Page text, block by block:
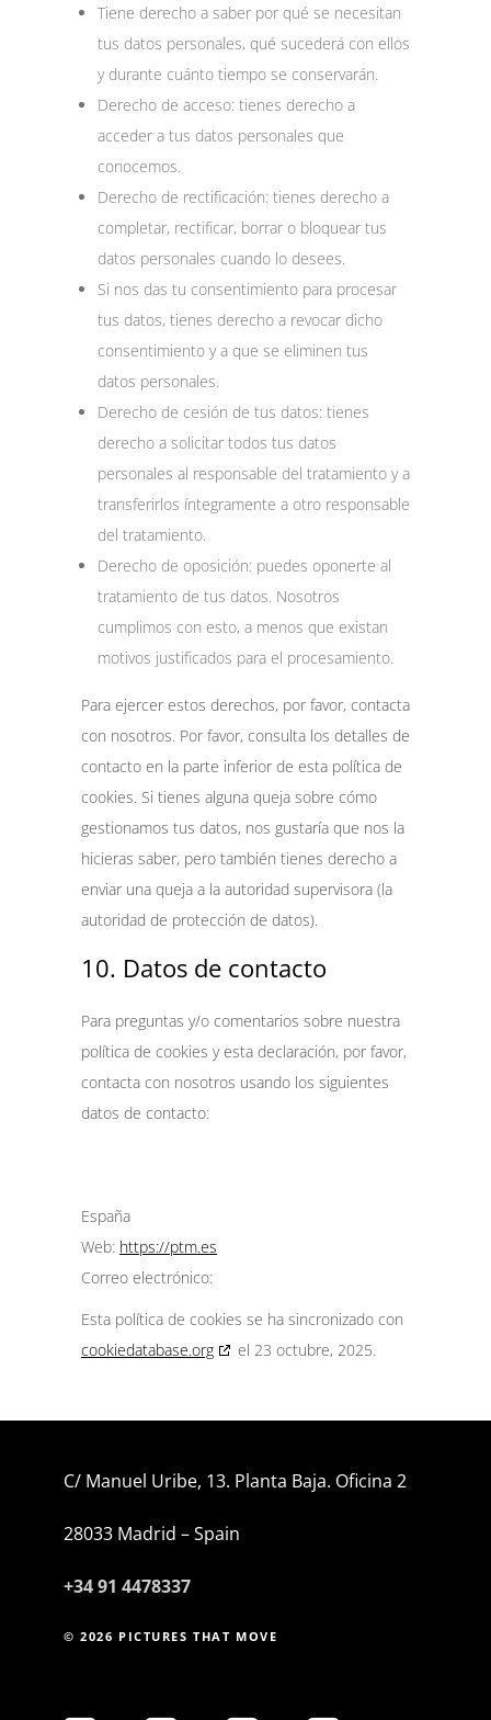
Tiene derecho a saber por qué se necesitan
tus datos personales, qué sucederá con ellos
y durante cuánto tiempo se conservarán.
Derecho de acceso: tienes derecho a
acceder a tus datos personales que
conocemos.
Derecho de rectificación: tienes derecho a
completar, rectificar, borrar o bloquear tus
datos personales cuando lo desees.
Si nos das tu consentimiento para procesar
tus datos, tienes derecho a revocar dicho
consentimiento y a que se eliminen tus
datos personales.
Derecho de cesión de tus datos: tienes
derecho a solicitar todos tus datos
personales al responsable del tratamiento y a
transferirlos íntegramente a otro responsable
del tratamiento.
Derecho de oposición: puedes oponerte al
tratamiento de tus datos. Nosotros
cumplimos con esto, a menos que existan
motivos justificados para el procesamiento.
Para ejercer estos derechos, por favor, contacta
con nosotros. Por favor, consulta los detalles de
contacto en la parte inferior de esta política de
cookies. Si tienes alguna queja sobre cómo
gestionamos tus datos, nos gustaría que nos la
hicieras saber, pero también tienes derecho a
enviar una queja a la autoridad supervisora (la
autoridad de protección de datos).
10. Datos de contacto
Para preguntas y/o comentarios sobre nuestra
política de cookies y esta declaración, por favor,
contacta con nosotros usando los siguientes
datos de contacto:
España
Web: https://ptm.es
Correo electrónico:
Esta política de cookies se ha sincronizado con
cookiedatabase.org
el 23 octubre, 2025.
C/ Manuel Uribe, 13. Planta Baja. Oficina 2
28033 Madrid – Spain
+34 91 4478337
© 2026 PICTURES THAT MOVE